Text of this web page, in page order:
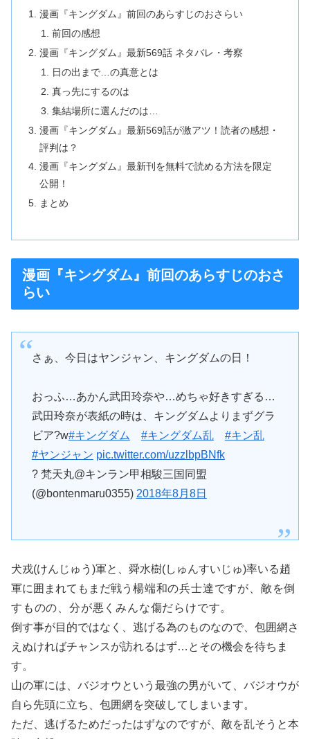
漫画『キングダム』前回のあらすじのおさらい
前回の感想
漫画『キングダム』最新569話 ネタバレ・考察
日の出まで…の真意とは
真っ先にするのは
集結場所に選んだのは…
漫画『キングダム』最新569話が激アツ！読者の感想・
評判は？
漫画『キングダム』最新刊を無料で読める方法を限定
公開！
まとめ
漫画『キングダム』前回のあらすじのおさ
らい
さぁ、今日はヤンジャン、キングダムの日！
おっふ…あかん武田玲奈や…めちゃ好きすぎる…
武田玲奈が表紙の時は、キングダムよりまずグラ
ビア?w#キングダム #キングダム乱
#キン乱
#ヤンジャン pic.twitter.com/uzzlbpBNfk
? 梵天丸@キンラン甲相駿三国同盟
(@bontenmaru0355) 2018年8月8日
犬戎(けんじゅう)軍と、舜水樹(しゅんすいじゅ)率いる趙
軍に囲まれてもまだ戦う 楊端和の兵士達ですが、敵を倒
すものの、分が悪くみんな傷だらけです。
倒す事が目的ではなく、逃げる為のものなので、包囲網さ
えぬければチャンスが訪れるはず…とその機会を待ちま
す。
山の軍には、バジオウという最強の男がいて、バジオウが
自ら先頭に立ち、包囲網を突破してしまいます。
ただ、逃げるためだったはずなのですが、敵を乱そうと本